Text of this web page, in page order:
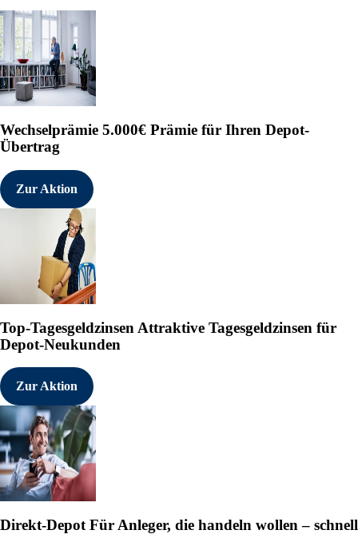
Wechselprämie 5.000€ Prämie für Ihren Depot-
Übertrag
Zur Aktion
Top-Tagesgeldzinsen Attraktive Tagesgeldzinsen für
Depot-Neukunden
Zur Aktion
Direkt-Depot Für Anleger, die handeln wollen – schnell